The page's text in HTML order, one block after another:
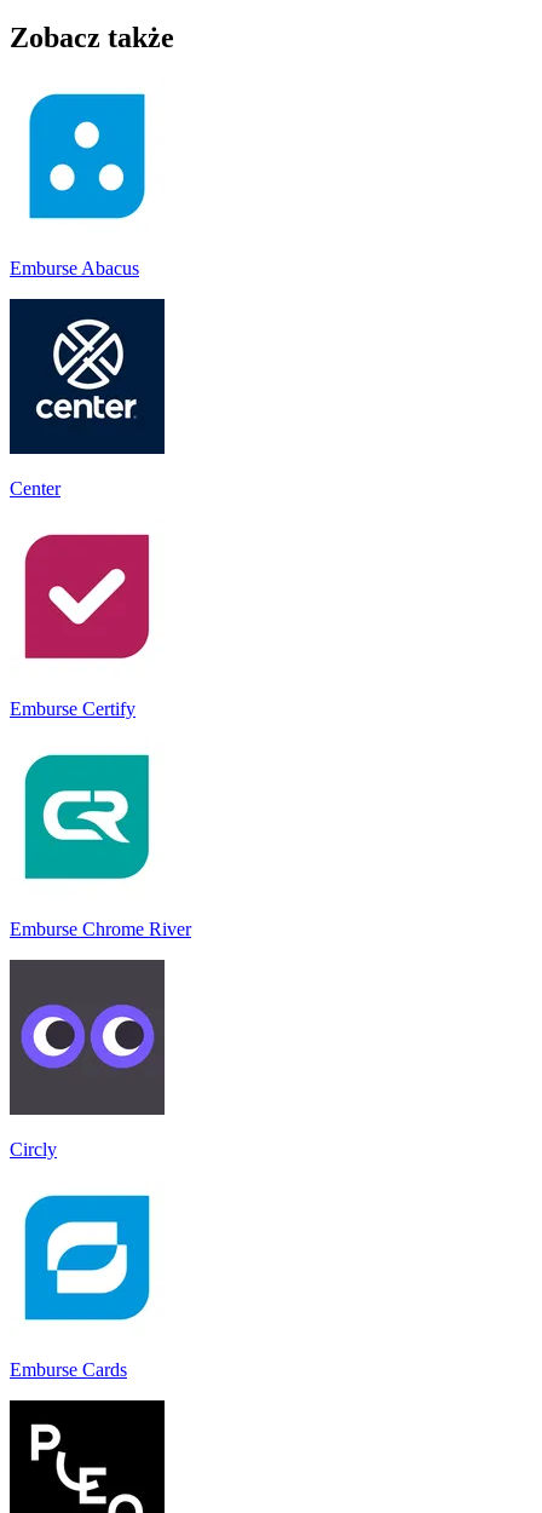
Zobacz także
Emburse Abacus
Center
Emburse Certify
Emburse Chrome River
Circly
Emburse Cards